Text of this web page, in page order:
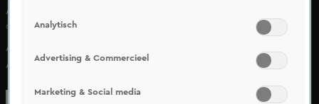
Amsterdam
6 juni 2025, 14:38
Angela van den Brink stopt met The Real Housewives of
Amsterdam.
Analytisch
Advertising & Commercieel
Marketing & Social media